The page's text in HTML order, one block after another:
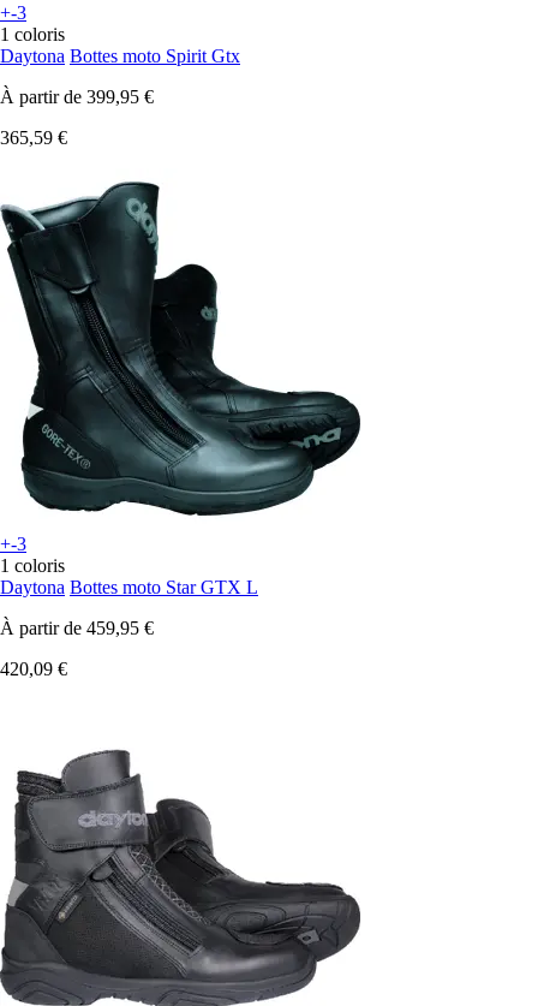
+-3
1 coloris
Daytona Bottes moto Spirit Gtx
À partir de 399,95 €
365,59 €
+-3
1 coloris
Daytona Bottes moto Star GTX L
À partir de 459,95 €
420,09 €